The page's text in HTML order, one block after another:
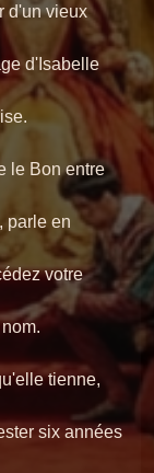
d'un vieux
d'Isabelle
le Bon entre
parle en
votre
tienne,
six années